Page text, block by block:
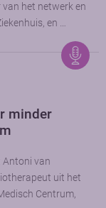
het netwerk en
en …
minder
Antoni van
uit het
Centrum,